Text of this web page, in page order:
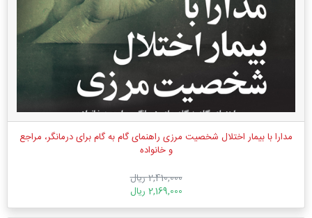
مدارا با بیمار اختلال شخصیت مرزی راهنمای گام به گام برای درمانگر، مراجع
و خانواده
2,410,000 ریال
2,169,000 ریال